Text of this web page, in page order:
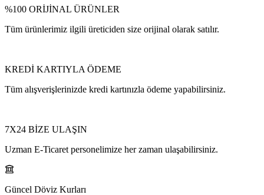
%100 ORİJİNAL ÜRÜNLER
Tüm ürünlerimiz ilgili üreticiden size orijinal olarak satılır.
KREDİ KARTIYLA ÖDEME
Tüm alışverişlerinizde kredi kartınızla ödeme yapabilirsiniz.
7X24 BİZE ULAŞIN
Uzman E-Ticaret personelimize her zaman ulaşabilirsiniz.
Güncel Döviz Kurları